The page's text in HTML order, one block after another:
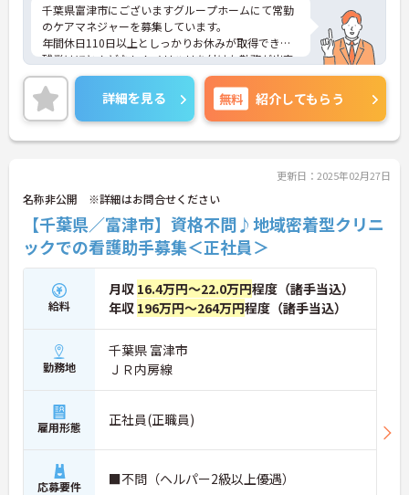
千葉県富津市にございますグループホームにて常勤
のケアマネジャーを募集しています。
年間休日110日以上としっかりお休みが取得でき、
残業はほとんどなし！メリハリを付けた勤務が出来
る環境ですよ◎
ご興味ある方には、面接対策ポイントなど、さらに
詳細をお話しいたしますのでお気軽にご相談くださ
い。
詳細を見る 無料 紹介してもらう
更新日：2025年02月27日
名称非公開 ※詳細はお問合せください
【千葉県／富津市】資格不問♪地域密着型クリニ
ックでの看護助手募集＜正社員＞
給料
月収 16.4万円～22.0万円程度（諸手当込）
年収 196万円～264万円程度（諸手当込）
勤務地
千葉県 富津市
ＪＲ内房線
雇用形態 正社員(正職員)
応募要件 ■不問（ヘルパー2級以上優遇）